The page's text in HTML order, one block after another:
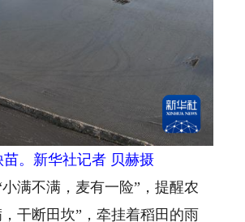
。新华社记者 贝赫摄
满不满，麦有一险”，提醒农
干断田坎”，牵挂着稻田的雨